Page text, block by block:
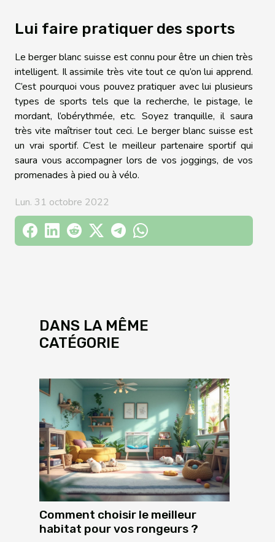
Lui faire pratiquer des sports
Le berger blanc suisse est connu pour être un chien très
intelligent. Il assimile très vite tout ce qu’on lui apprend.
C’est pourquoi vous pouvez pratiquer avec lui plusieurs
types de sports tels que la recherche, le pistage, le
mordant, l’obérythmée, etc. Soyez tranquille, il saura
très vite maîtriser tout ceci. Le berger blanc suisse est
un vrai sportif. C’est le meilleur partenaire sportif qui
saura vous accompagner lors de vos joggings, de vos
promenades à pied ou à vélo.
Lun. 31 octobre 2022
DANS LA MÊME
CATÉGORIE
Comment choisir le meilleur
habitat pour vos rongeurs ?